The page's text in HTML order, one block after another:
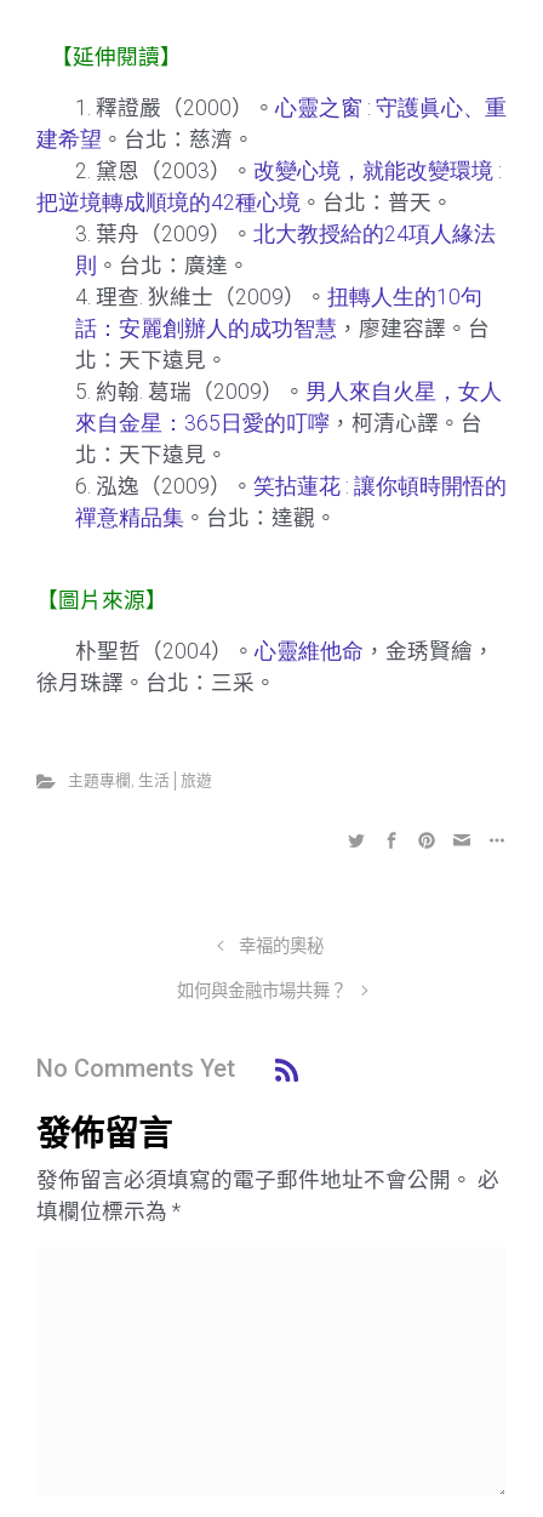
【延伸閱讀】
1. 釋證嚴（2000）。心靈之窗 : 守護眞心、重
建希望 。台北：慈濟。
2. 黛恩（2003）。 改變心境，就能改變環境 :
把逆境轉成順境的42種心境 。台北：普天。
3. 葉舟（2009）。 北大教授給的24項人緣法
則 。台北：廣達。
4. 理查. 狄維士（2009）。 扭轉人生的10句
話： 安麗創辦人的成功智慧 ，廖建容譯。台
北：天下遠見。
5. 約翰. 葛瑞（2009）。 男人來自火星，女人
來自金星： 365 日愛的叮嚀 ，柯清心譯。台
北：天下遠見。
6. 泓逸（2009）。 笑拈蓮花 : 讓你頓時開悟的
禪意精品集 。台北：達觀。
【圖片來源】
朴聖哲（2004）。心靈維他命 ，金琇賢繪，
徐月珠譯。台北：三采。
主題專欄 , 生活│旅遊
幸福的奧秘
如何與金融市場共舞？
No Comments Yet
發佈留言
發佈留言必須填寫的電子郵件地址不會公開。 必
填欄位標示為 *